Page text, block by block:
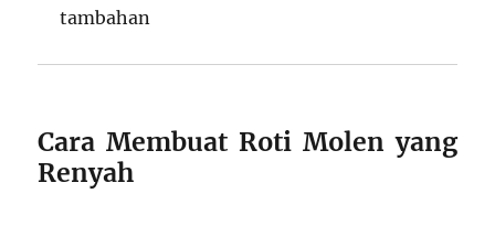
tambahan
Cara Membuat Roti Molen yang
Renyah